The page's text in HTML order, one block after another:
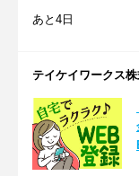
あと4日
テイケイワークス